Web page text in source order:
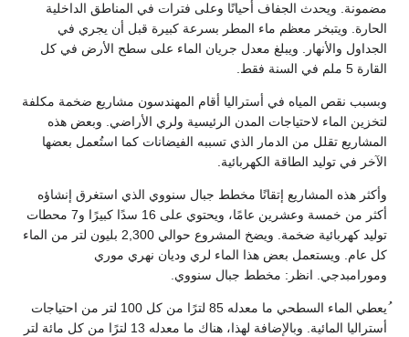
مضمونة. ويحدث الجفاف أحيانًا وعلى فترات في المناطق الداخلية
الحارة. ويتبخر معظم ماء المطر بسرعة كبيرة قبل أن يجري في
الجداول والأنهار. ويبلغ معدل جريان الماء على سطح الأرض في كل
القارة 5 ملم في السنة فقط.
وبسبب نقص المياه في أستراليا أقام المهندسون مشاريع ضخمة مكلفة
لتخزين الماء لاحتياجات المدن الرئيسية ولري الأراضي. وبعض هذه
المشاريع تقلل من الدمار الذي تسببه الفيضانات كما استُعمل بعضها
الآخر في توليد الطاقة الكهربائية.
وأكثر هذه المشاريع إتقانًا مخطط جبال سنووي الذي استغرق إنشاؤه
أكثر من خمسة وعشرين عامًا، ويحتوي على 16 سدًا كبيرًا و7 محطات
توليد كهربائية ضخمة. ويضخ المشروع حوالي 2,300 بليون لتر من الماء
كل عام. ويستعمل بعض هذا الماء لري وديان نهري موري
ومورامبدجي. انظر: مخطط جبال سنووي.
ُيعطي الماء السطحي ما معدله 85 لترًا من كل 100 لتر من احتياجات
أستراليا المائية. وبالإضافة لهذا، هناك ما معدله 13 لترًا من كل مائة لتر